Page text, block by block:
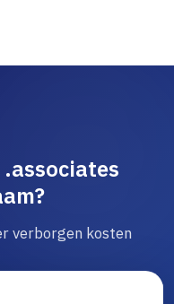
verborgen kosten